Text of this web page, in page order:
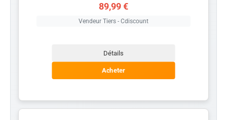
89,99 €
Vendeur Tiers - Cdiscount
Détails
Acheter